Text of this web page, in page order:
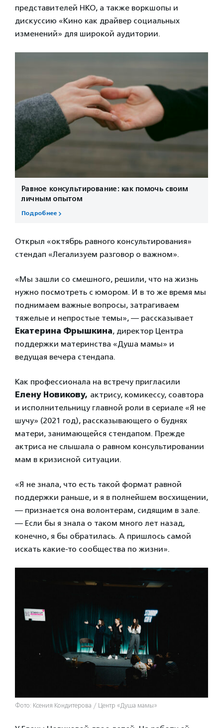
представителей НКО, а также воркшопы и
дискуссию «Кино как драйвер социальных
изменений» для широкой аудитории.
Равное консультирование: как помочь своим
личным опытом
Подробнее
Открыл «октябрь равного консультирования»
стендап «Легализуем разговор о важном».
«Мы зашли со смешного, решили, что на жизнь
нужно посмотреть с юмором. И в то же время мы
поднимаем важные вопросы, затрагиваем
тяжелые и непростые темы», — рассказывает
Екатерина Фрышкина, директор Центра
поддержки материнства «Душа мамы» и
ведущая вечера стендапа.
Как профессионала на встречу пригласили
Елену Новикову, актрису, комикессу, соавтора
и исполнительницу главной роли в сериале «Я не
шучу» (2021 год), рассказывающего о буднях
матери, занимающейся стендапом. Прежде
актриса не слышала о равном консультировании
мам в кризисной ситуации.
«Я не знала, что есть такой формат равной
поддержки раньше, и я в полнейшем восхищении,
— признается она волонтерам, сидящим в зале.
— Если бы я знала о таком много лет назад,
конечно, я бы обратилась. А пришлось самой
искать какие-то сообщества по жизни».
Фото: Ксения Кондитерова / Центр «Душа мамы»